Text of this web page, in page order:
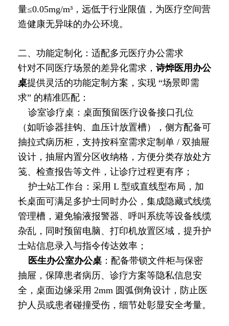
量≤0.05mg/m³，远低于行业限值，为医疗空间营
造健康无异味的办公环境。
二、功能定制化：适配多元医疗办公需求
针对不同医疗场景的差异化需求， 诗烨医用办公
桌提供灵活的功能定制方案，实现 “场景即需
求” 的精准匹配：
诊室诊疗桌：桌面预留医疗设备接口孔位
（如听诊器挂钩、血压计放置槽），侧方配备可
抽拉式病历柜，支持按科室需求定制单 / 双抽屉
设计，抽屉内置分区收纳格，方便分类存放处方
笺、检查报告等文件，让诊疗过程更有序；
护士站工作台：采用 L 型或直线型布局，加
长桌面可满足多护士同时办公，集成隐藏式线缆
管理槽，避免输液报警器、呼叫系统等设备线缆
杂乱，同时预留电脑、打印机放置区域，提升护
士站信息录入与指令传达效率；
医生办公室办公桌 ：配备带锁文件柜与保密
抽屉，保障患者病历、诊疗方案等隐私信息安
全，桌面边缘采用 2mm 圆弧倒角设计，防止医
护人员或患者碰撞受伤，细节处彰显安全考量。